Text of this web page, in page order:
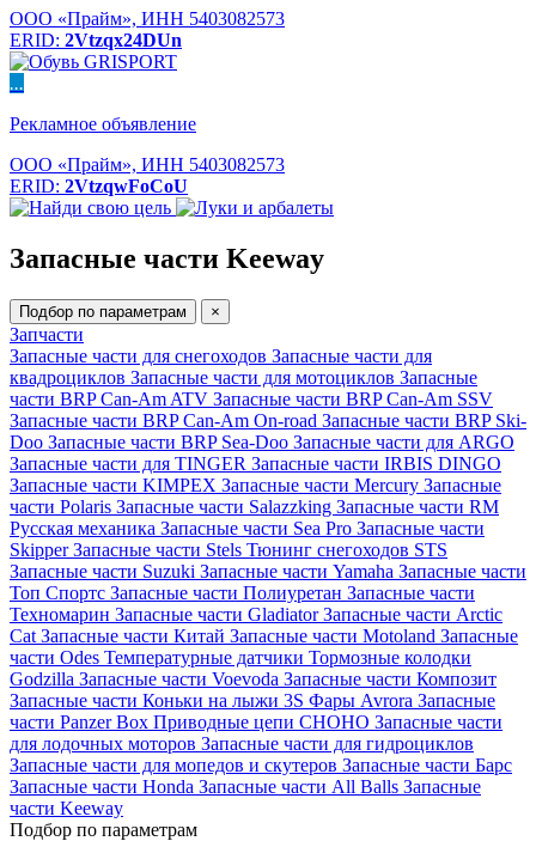
ООО «Прайм», ИНН 5403082573
ERID: 2Vtzqx24DUn
...
Рекламное объявление
ООО «Прайм», ИНН 5403082573
ERID: 2VtzqwFoCoU
Запасные части Keeway
Подбор по параметрам ×
Запчасти
Запасные части для снегоходов Запасные части для
квадроциклов Запасные части для мотоциклов Запасные
части BRP Can-Am ATV Запасные части BRP Can-Am SSV
Запасные части BRP Can-Am On-road Запасные части BRP Ski-
Doo Запасные части BRP Sea-Doo Запасные части для ARGO
Запасные части для TINGER Запасные части IRBIS DINGO
Запасные части KIMPEX Запасные части Mercury Запасные
части Polaris Запасные части Salazzking Запасные части RM
Русская механика Запасные части Sea Pro Запасные части
SkipperЗапасные части Stels Тюнинг снегоходов STS
Запасные части Suzuki Запасные части Yamaha Запасные части
Топ Спортс Запасные части Полиуретан Запасные части
Техномарин Запасные части GladiatorЗапасные части Arctic
Cat Запасные части Китай Запасные части Motoland Запасные
части Odes Температурные датчики Тормозные колодки
Godzilla Запасные части Voevoda Запасные части Композит
Запасные части Коньки на лыжи 3S Фары Avrora Запасные
части Panzer Box Приводные цепи CHOHO Запасные части
для лодочных моторов Запасные части для гидроциклов
Запасные части для мопедов и скутеров Запасные части Барс
Запасные части Honda Запасные части All Balls Запасные
части Keeway
Подбор по параметрам